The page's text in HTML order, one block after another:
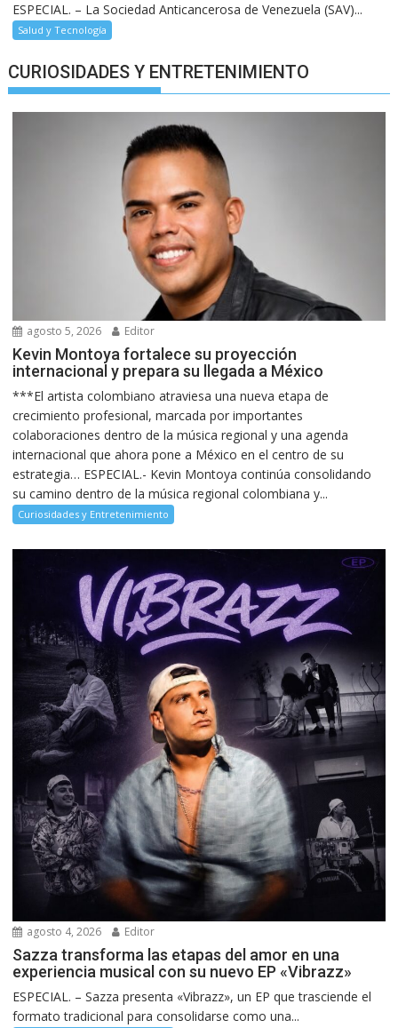
ESPECIAL. – La Sociedad Anticancerosa de Venezuela (SAV)...
Salud y Tecnología
CURIOSIDADES Y ENTRETENIMIENTO
agosto 5, 2026 Editor
Kevin Montoya fortalece su proyección
internacional y prepara su llegada a México
***El artista colombiano atraviesa una nueva etapa de
crecimiento profesional, marcada por importantes
colaboraciones dentro de la música regional y una agenda
internacional que ahora pone a México en el centro de su
estrategia… ESPECIAL.- Kevin Montoya continúa consolidando
su camino dentro de la música regional colombiana y...
Curiosidades y Entretenimiento
agosto 4, 2026 Editor
Sazza transforma las etapas del amor en una
experiencia musical con su nuevo EP «Vibrazz»
ESPECIAL. – Sazza presenta «Vibrazz», un EP que trasciende el
formato tradicional para consolidarse como una...